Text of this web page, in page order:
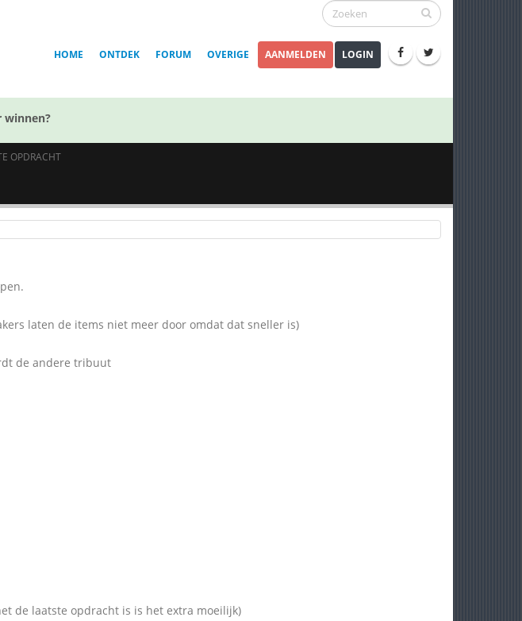
HOME ONTDEK FORUM OVERIGE AANMELDEN LOGIN
winnen?
OPDRACHT
laten de items niet meer door omdat dat sneller is)
de andere tribuut
de laatste opdracht is is het extra moeilijk)